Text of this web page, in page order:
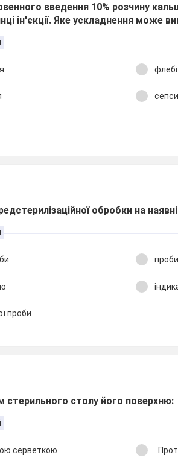
введення 10% розчину
ін'єкції. Яке ускладнення може
обробки на
проби
стерильного столу його поверхню:
серветкою